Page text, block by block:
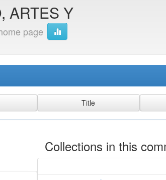
ARTES Y
page
Collections in this